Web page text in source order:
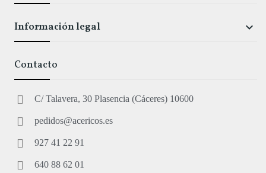
Información legal 
Contacto
C/ Talavera, 30 Plasencia (Cáceres) 10600
pedidos@acericos.es
927 41 22 91
640 88 62 01